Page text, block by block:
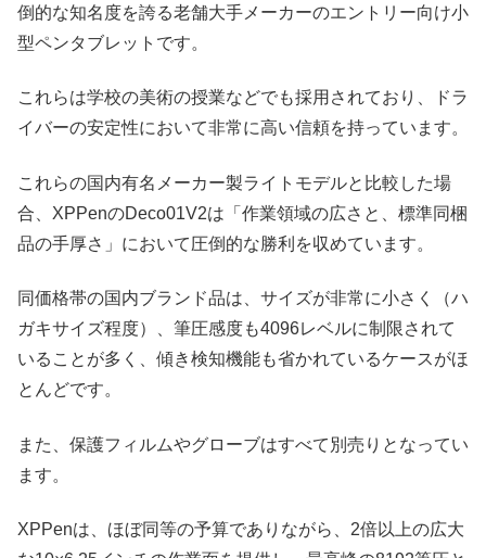
倒的な知名度を誇る老舗大手メーカーのエントリー向け小
型ペンタブレットです。
これらは学校の美術の授業などでも採用されており、ドラ
イバーの安定性において非常に高い信頼を持っています。
これらの国内有名メーカー製ライトモデルと比較した場
合、XPPenのDeco01V2は「作業領域の広さと、標準同梱
品の手厚さ」において圧倒的な勝利を収めています。
同価格帯の国内ブランド品は、サイズが非常に小さく（ハ
ガキサイズ程度）、筆圧感度も4096レベルに制限されて
いることが多く、傾き検知機能も省かれているケースがほ
とんどです。
また、保護フィルムやグローブはすべて別売りとなってい
ます。
XPPenは、ほぼ同等の予算でありながら、2倍以上の広大